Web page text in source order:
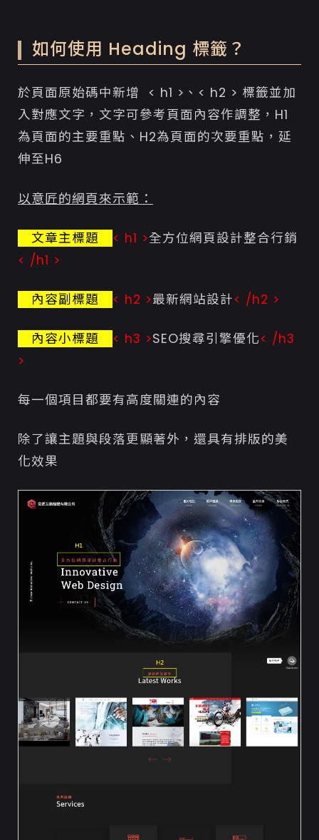
如何使用 Heading 標籤？
於頁面原始碼中新增 < h1 >、< h2 > 標籤並加
入對應文字，文字可參考頁面內容作調整，H1
為頁面的主要重點、H2為頁面的次要重點，延
伸至H6
以意匠的網頁來示範：
文章主標題 < h1 >全方位網頁設計整合行銷
< /h1 >
內容副標題 < h2 >最新網站設計< /h2 >
內容小標題 < h3 >SEO搜尋引擎優化< /h3
>
每一個項目都要有高度關連的內容
除了讓主題與段落更顯著外，還具有排版的美
化效果